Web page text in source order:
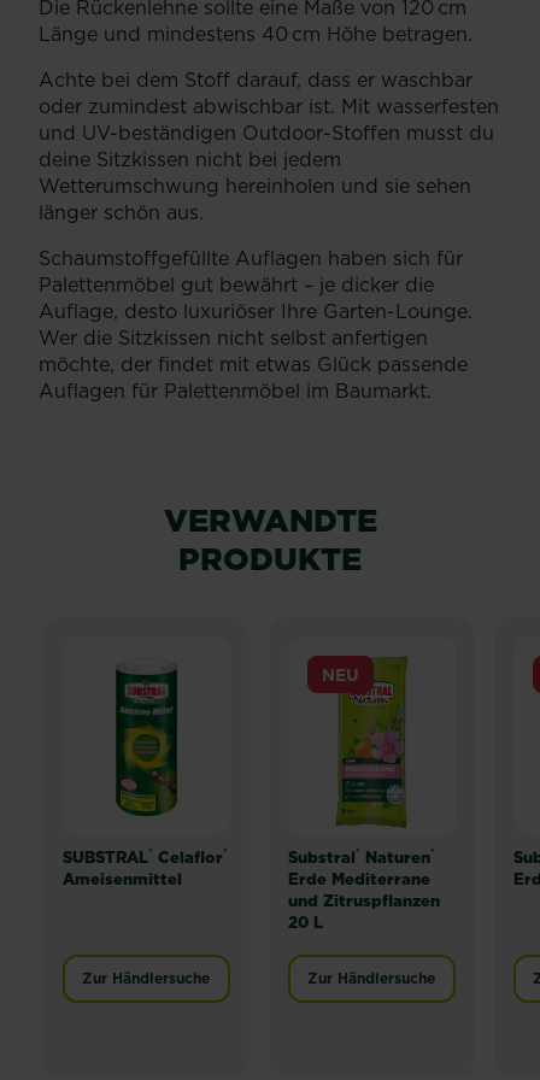
Die Rückenlehne sollte eine Maße von 120 cm
Länge und mindestens 40 cm Höhe betragen.
Achte bei dem Stoff darauf, dass er waschbar
oder zumindest abwischbar ist. Mit wasserfesten
und UV-beständigen Outdoor-Stoffen musst du
deine Sitzkissen nicht bei jedem
Wetterumschwung hereinholen und sie sehen
länger schön aus.
Schaumstoffgefüllte Auflagen haben sich für
Palettenmöbel gut bewährt – je dicker die
Auflage, desto luxuriöser Ihre Garten-Lounge.
Wer die Sitzkissen nicht selbst anfertigen
möchte, der findet mit etwas Glück passende
Auflagen für Palettenmöbel im Baumarkt.
VERWANDTE
PRODUKTE
SUBSTRAL® Celaflor®
Ameisenmittel
Zur Händlersuche
Substral® Naturen®
Erde Mediterrane
und Zitruspflanzen
20 L
Zur Händlersuche
NEU